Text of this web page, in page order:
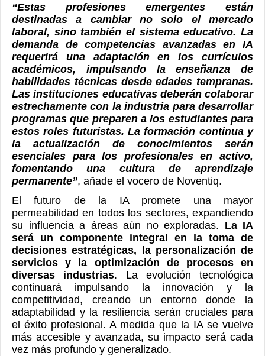
“Estas profesiones emergentes están
destinadas a cambiar no solo el mercado
laboral, sino también el sistema educativo. La
demanda de competencias avanzadas en IA
requerirá una adaptación en los currículos
académicos, impulsando la enseñanza de
habilidades técnicas desde edades tempranas.
Las instituciones educativas deberán colaborar
estrechamente con la industria para desarrollar
programas que preparen a los estudiantes para
estos roles futuristas. La formación continua y
la actualización de conocimientos serán
esenciales para los profesionales en activo,
fomentando una cultura de aprendizaje
permanente”, añade el vocero de Noventiq.
El futuro de la IA promete una mayor
permeabilidad en todos los sectores, expandiendo
su influencia a áreas aún no exploradas. La IA
será un componente integral en la toma de
decisiones estratégicas, la personalización de
servicios y la optimización de procesos en
diversas industrias. La evolución tecnológica
continuará impulsando la innovación y la
competitividad, creando un entorno donde la
adaptabilidad y la resiliencia serán cruciales para
el éxito profesional. A medida que la IA se vuelve
más accesible y avanzada, su impacto será cada
vez más profundo y generalizado.